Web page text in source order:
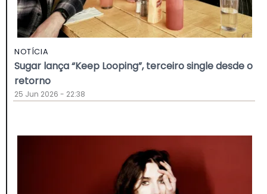
NOTÍCIA
Sugar lança “Keep Looping”, terceiro single desde o
retorno
25 Jun 2026 - 22:38